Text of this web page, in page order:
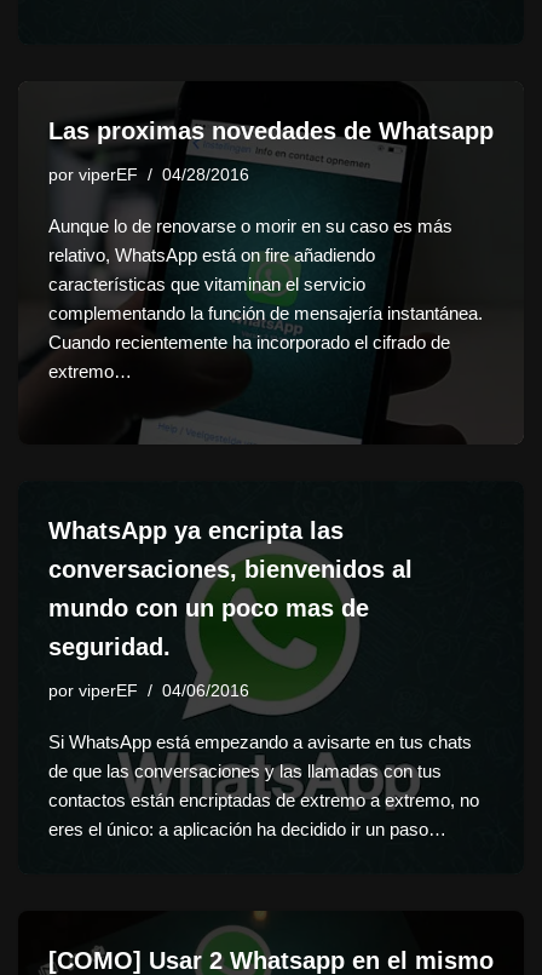
Las proximas novedades de Whatsapp
por viperEF 04/28/2016
Aunque lo de renovarse o morir en su caso es más
relativo, WhatsApp está on fire añadiendo
características que vitaminan el servicio
complementando la función de mensajería instantánea.
Cuando recientemente ha incorporado el cifrado de
extremo…
WhatsApp ya encripta las
conversaciones, bienvenidos al
mundo con un poco mas de
seguridad.
por viperEF 04/06/2016
Si WhatsApp está empezando a avisarte en tus chats
de que las conversaciones y las llamadas con tus
contactos están encriptadas de extremo a extremo, no
eres el único: a aplicación ha decidido ir un paso…
[COMO] Usar 2 Whatsapp en el mismo